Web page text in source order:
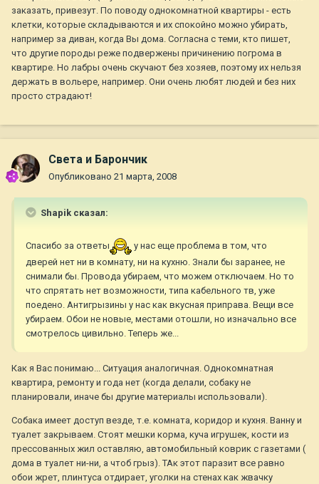
заказать, привезут. По поводу однокомнатной квартиры - есть
клетки, которые складываются и их спокойно можно убирать,
например за диван, когда Вы дома. Согласна с теми, кто пишет,
что другие породы реже подвержены причинению погрома в
квартире. Но лабры очень скучают без хозяев, поэтому их нельзя
держать в вольере, например. Они очень любят людей и без них
просто страдают!
Света и Барончик
Опубликовано 21 марта, 2008
Shapik сказал:
Спасибо за ответы
у нас еще проблема в том, что
дверей нет ни в комнату, ни на кухню. Знали бы заранее, не
снимали бы. Провода убираем, что можем отключаем. Но то
что спрятать нет возможности, типа кабельного тв, уже
поедено. Антигрызины у нас как вкусная приправа. Вещи все
убираем. Обои не новые, местами отошли, но изначально все
смотрелось цивильно. Теперь же...
Как я Вас понимаю... Ситуация аналогичная. Однокомнатная
квартира, ремонту и года нет (когда делали, собаку не
планировали, иначе бы другие материалы использовали).
Собака имеет доступ везде, т.е. комната, коридор и кухня. Ванну и
туалет закрываем. Стоят мешки корма, куча игрушек, кости из
прессованных жил оставляю, автомобильный коврик с газетами (
дома в туалет ни-ни, а чтоб грыз). ТАк этот паразит все равно
обои жрет, плинтуса отдирает, уголки на стенах как жвачку